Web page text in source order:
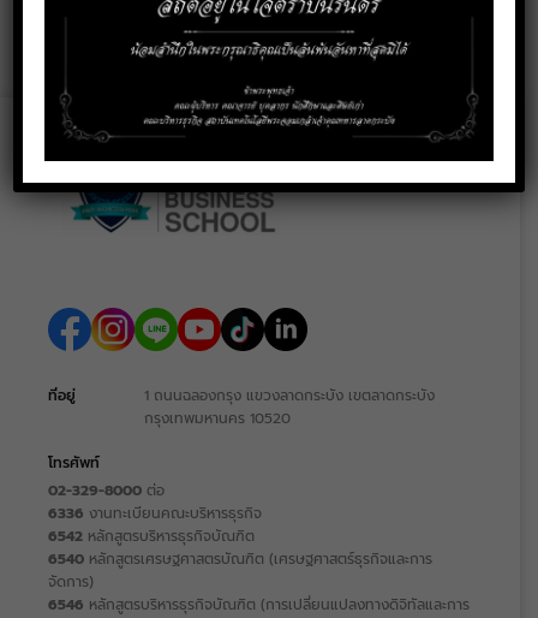
LinkedIn ORCID
ที่อยู่
1 ถนนฉลองกรุง แขวงลาดกระบัง เขตลาดกระบัง
กรุงเทพมหานคร 10520
โทรศัพท์
02-329-8000 ต่อ
6336 งานทะเบียนคณะบริหารธุรกิจ
6542 หลักสูตรบริหารธุรกิจบัณฑิต
6540 หลักสูตรเศรษฐศาสตรบัณฑิต (เศรษฐศาสตร์ธุรกิจและการ
จัดการ)
6546 หลักสูตรบริหารธุรกิจบัณฑิต (การเปลี่ยนแปลงทางดิจิทัลและการ